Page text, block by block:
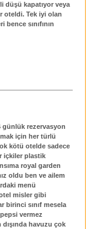
düşü kapatıyor veya
oteldi. Tek iyi olan
sınıfının
rezervasyon
için her türlü
kötü otelde sadece
içkiler plastik
royal garden
oldu ben ve ailem
menü
misler gibi
birinci sınıf mesela
vermez
havuzu çok